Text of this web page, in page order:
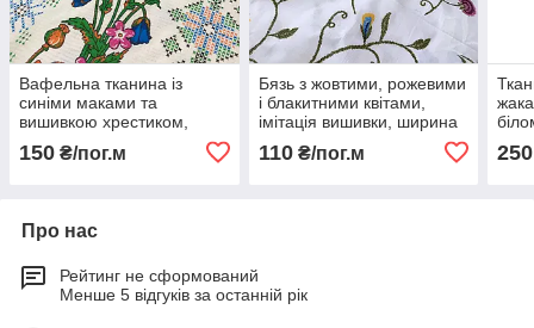
Вафельна тканина із
синіми маками та
вишивкою хрестиком,
150 ₴/пог.м
Бязь з жовтими, рожевими
і блакитними квітами,
імітація вишивки, ширина
110₴/пог.м 250
Про нас
Рейтинг не сформований
Менше 5 відгуків за останній рік